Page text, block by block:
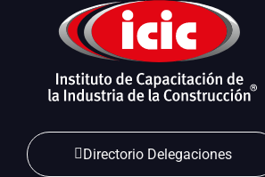
Directorio Delegaciones